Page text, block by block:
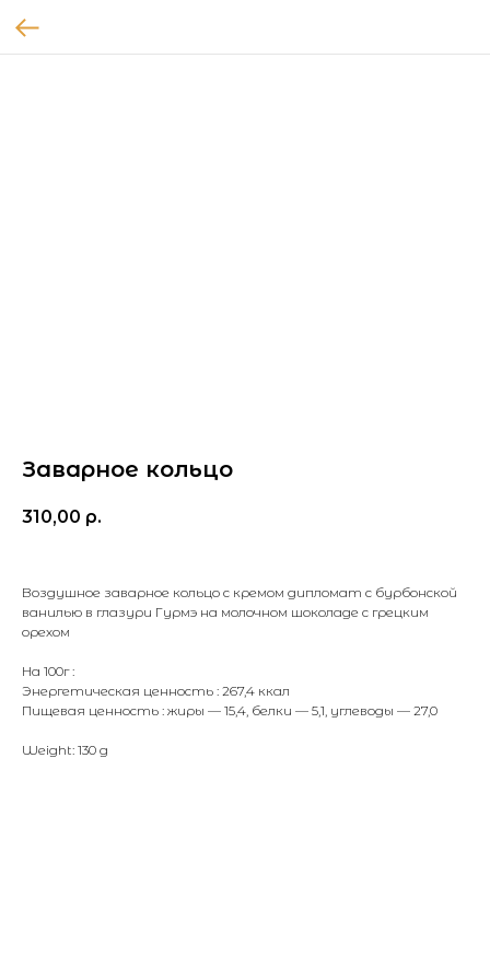
Заварное кольцо
310,00 р.
Воздушное заварное кольцо с кремом дипломат с бурбонской
ванилью в глазури Гурмэ на молочном шоколаде с грецким
орехом
На 100г :
Энергетическая ценность : 267,4 ккал
Пищевая ценность : жиры — 15,4, белки — 5,1, углеводы — 27,0
Weight: 130 g